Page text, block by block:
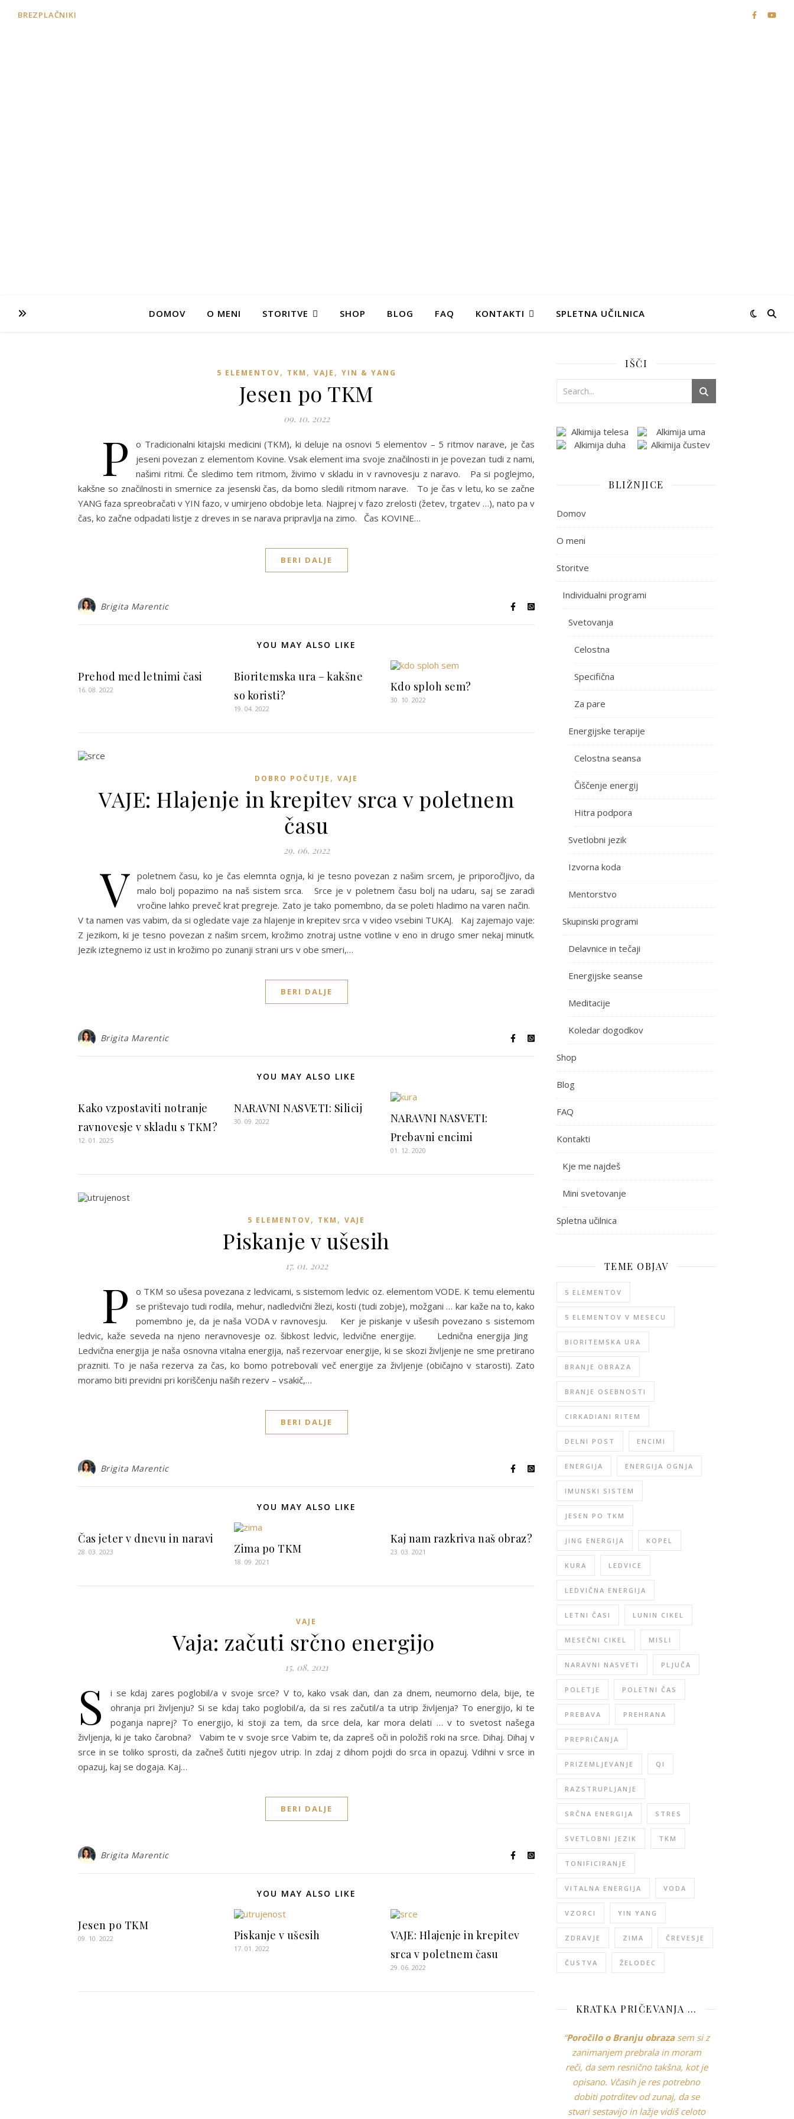
BREZPLAČNIKI
DOMOV O MENI STORITVE SHOP BLOG FAQ KONTAKTI SPLETNA UČILNICA
5 ELEMENTOV, TKM , VAJE , YIN & YANG
Jesen po TKM
09. 10. 2022
P
o Tradicionalni kitajski medicini (TKM), ki deluje na osnovi 5 elementov – 5 ritmov narave, je čas
jeseni povezan z elementom Kovine. Vsak element ima svoje značilnosti in je povezan tudi z nami,
našimi ritmi. Če sledimo tem ritmom, živimo v skladu in v ravnovesju z naravo. Pa si poglejmo,
kakšne so značilnosti in smernice za jesenski čas, da bomo sledili ritmom narave. To je čas v letu, ko se začne
YANG faza spreobračati v YIN fazo, v umirjeno obdobje leta. Najprej v fazo zrelosti (žetev, trgatev …), nato pa v
čas, ko začne odpadati listje z dreves in se narava pripravlja na zimo. Čas KOVINE…
BERI DALJE
Brigita Marentic
YOU MAY ALSO LIKE
Prehod med letnimi časi
16. 08. 2022
Bioritemska ura – kakšne
so koristi?
19. 04. 2022
Kdo sploh sem?
30. 10. 2022
DOBRO POČUTJE , VAJE
VAJE: Hlajenje in krepitev srca v poletnem
času
29. 06. 2022
V poletnem času, ko je čas elemnta ognja, ki je tesno povezan z našim srcem, je priporočljivo, da
malo bolj popazimo na naš sistem srca. Srce je v poletnem času bolj na udaru, saj se zaradi
vročine lahko preveč krat pregreje. Zato je tako pomembno, da se poleti hladimo na varen način.
V ta namen vas vabim, da si ogledate vaje za hlajenje in krepitev srca v video vsebini TUKAJ. Kaj zajemajo vaje:
Z jezikom, ki je tesno povezan z našim srcem, krožimo znotraj ustne votline v eno in drugo smer nekaj minutk.
Jezik iztegnemo iz ust in krožimo po zunanji strani urs v obe smeri,…
BERI DALJE
Brigita Marentic
YOU MAY ALSO LIKE
Kako vzpostaviti notranje
ravnovesje v skladu s TKM?
12. 01. 2025
NARAVNI NASVETI: Silicij
30. 09. 2022
NARAVNI NASVETI:
Prebavni encimi
01. 12. 2020
5 ELEMENTOV, TKM , VAJE
Piskanje v ušesih
17. 01. 2022
P
o TKM so ušesa povezana z ledvicami, s sistemom ledvic oz. elementom VODE. K temu elementu
se prištevajo tudi rodila, mehur, nadledvični žlezi, kosti (tudi zobje), možgani … kar kaže na to, kako
pomembno je, da je naša VODA v ravnovesju. Ker je piskanje v ušesih povezano s sistemom
ledvic, kaže seveda na njeno neravnovesje oz. šibkost ledvic, ledvične energije. Lednična energija Jing
Ledvična energija je naša osnovna vitalna energija, naš rezervoar energije, ki se skozi življenje ne sme pretirano
prazniti. To je naša rezerva za čas, ko bomo potrebovali več energije za življenje (običajno v starosti). Zato
moramo biti previdni pri koriščenju naših rezerv – vsakič,…
BERI DALJE
Brigita Marentic
YOU MAY ALSO LIKE
Čas jeter v dnevu in naravi
28. 03. 2023 Zima po TKM
18. 09. 2021
Kaj nam razkriva naš obraz?
23. 03. 2021
VAJE
Vaja: začuti srčno energijo
15. 08. 2021
S
i se kdaj zares poglobil/a v svoje srce? V to, kako vsak dan, dan za dnem, neumorno dela, bije, te
ohranja pri življenju? Si se kdaj tako poglobil/a, da si res začutil/a ta utrip življenja? To energijo, ki te
poganja naprej? To energijo, ki stoji za tem, da srce dela, kar mora delati … v to svetost našega
življenja, ki je tako čarobna? Vabim te v svoje srce Vabim te, da zapreš oči in položiš roki na srce. Dihaj. Dihaj v
srce in se toliko sprosti, da začneš čutiti njegov utrip. In zdaj z dihom pojdi do srca in opazuj. Vdihni v srce in
opazuj, kaj se dogaja. Kaj…
BERI DALJE
Brigita Marentic
YOU MAY ALSO LIKE
Jesen po TKM
09. 10. 2022 Piskanje v ušesih
17. 01. 2022
VAJE: Hlajenje in krepitev
srca v poletnem času
29. 06. 2022
IŠČI
BLIŽNJICE
Domov
O meni
Storitve
Individualni programi
Svetovanja
Celostna
Specifična
Za pare
Energijske terapije
Celostna seansa
Čiščenje energij
Hitra podpora
Svetlobni jezik
Izvorna koda
Mentorstvo
Skupinski programi
Delavnice in tečaji
Energijske seanse
Meditacije
Koledar dogodkov
Shop
Blog
FAQ
Kontakti
Kje me najdeš
Mini svetovanje
Spletna učilnica
TEME OBJAV
5 ELEMENTOV
5 ELEMENTOV V MESECU
BIORITEMSKA URA
BRANJE OBRAZA
BRANJE OSEBNOSTI
CIRKADIANI RITEM
DELNI POST ENCIMI
ENERGIJA ENERGIJA OGNJA
IMUNSKI SISTEM
JESEN PO TKM
JING ENERGIJA KOPEL
KURA LEDVICE
LEDVIČNA ENERGIJA
LETNI ČASI LUNIN CIKEL
MESEČNI CIKEL MISLI
NARAVNI NASVETI PLJUČA
POLETJE POLETNI ČAS
PREBAVA PREHRANA
PREPRIČANJA
PRIZEMLJEVANJE QI
RAZSTRUPLJANJE
SRČNA ENERGIJA STRES
SVETLOBNI JEZIK TKM
TONIFICIRANJE
VITALNA ENERGIJA VODA
VZORCI YIN YANG
ZDRAVJE ZIMA ČREVESJE
ČUSTVA ŽELODEC
KRATKA PRIČEVANJA …
“Poročilo o Branju obrazasem si z
zanimanjem prebrala in moram
reči, da sem resnično takšna, kot je
opisano. Včasih je res potrebno
dobiti potrditev od zunaj, da se
stvari sestavijo in lažje vidiš celoto